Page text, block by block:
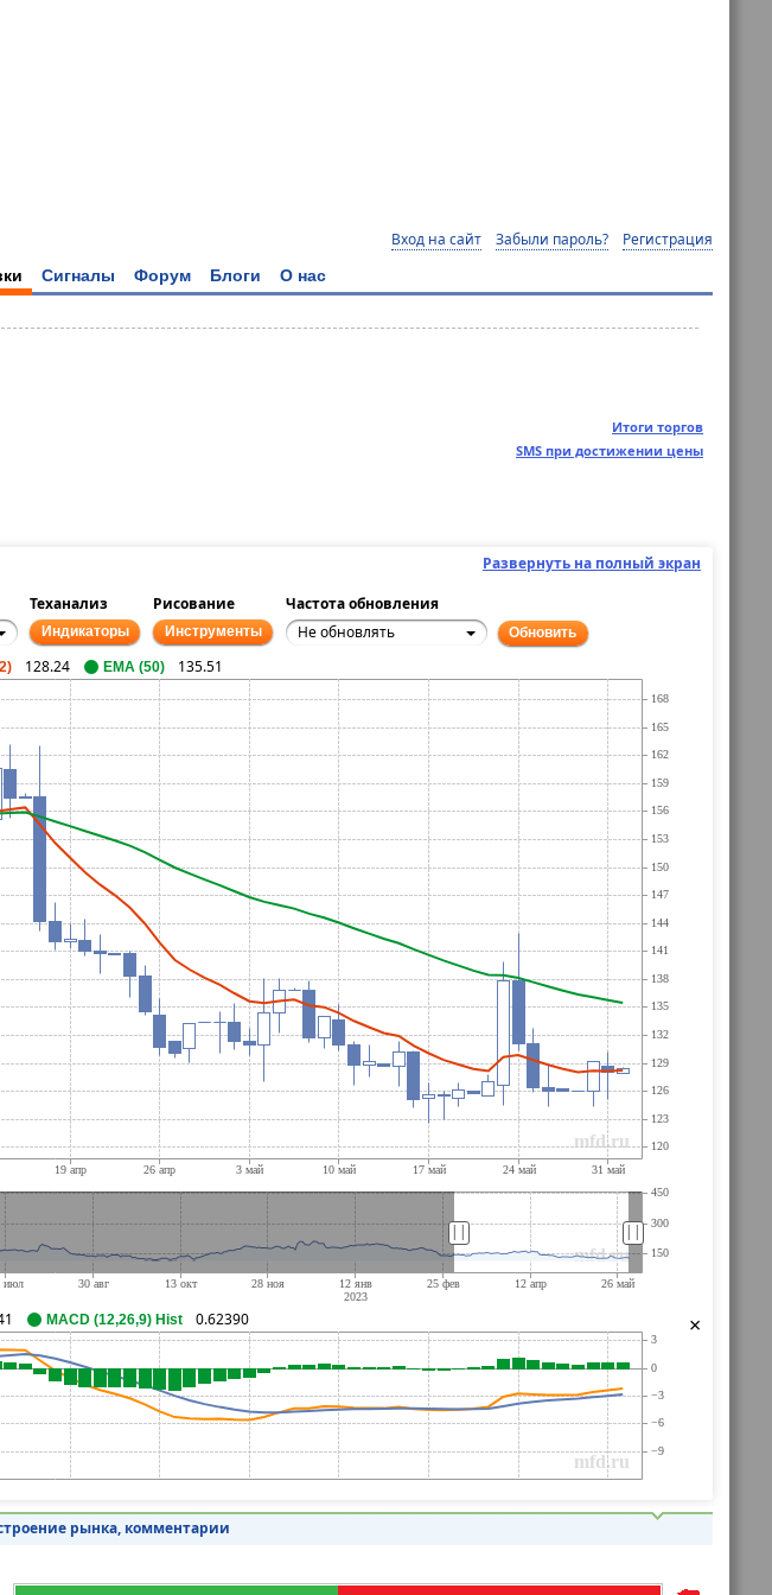
Вход на сайт Забыли пароль? Регистрация
Сигналы Форум Блоги О нас
Итоги торгов
SMS при достижении цены
Развернуть на полный экран
Теханализ Рисование
Частота обновления
Индикаторы Инструменты Не обновлять Обновить
|| ||
×
128.24 EMA (50) 135.51
MACD (12,26,9) Hist 0.62390
рынка, комментарии